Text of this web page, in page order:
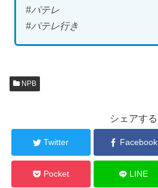
#パテレ
#パテレ行き
NPB
シェアする
Twitter Facebook
Pocket LINE